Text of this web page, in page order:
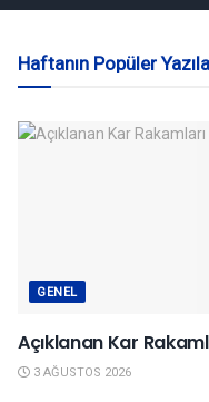
Haftanın Popüler
GENEL
Açıklanan Kar
3 AĞUSTOS 2026